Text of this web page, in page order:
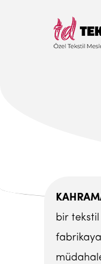
bir tekstil